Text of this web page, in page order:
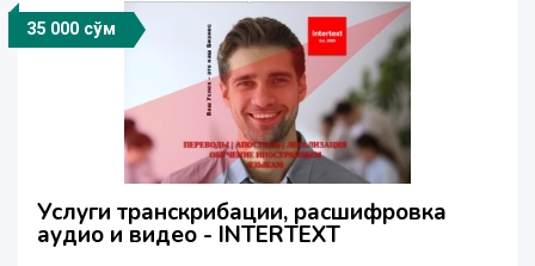
35 000 сўм
Услуги транскрибации, расшифровка
аудио и видео - INTERTEXT